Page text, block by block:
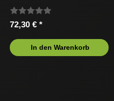
72,30 € *
In den Warenkorb